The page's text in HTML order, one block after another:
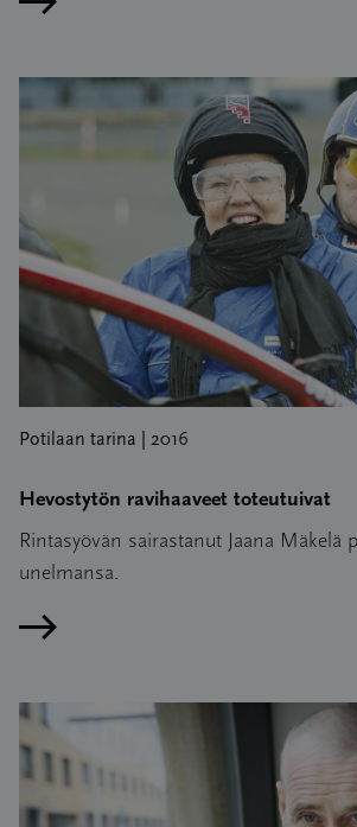
Lue artikkeli
Potilaan tarina | 2016
Hevostytön ravihaaveet toteutuivat
Rintasyövän sairastanut Jaana Mäkelä
unelmansa.
Lue artikkeli